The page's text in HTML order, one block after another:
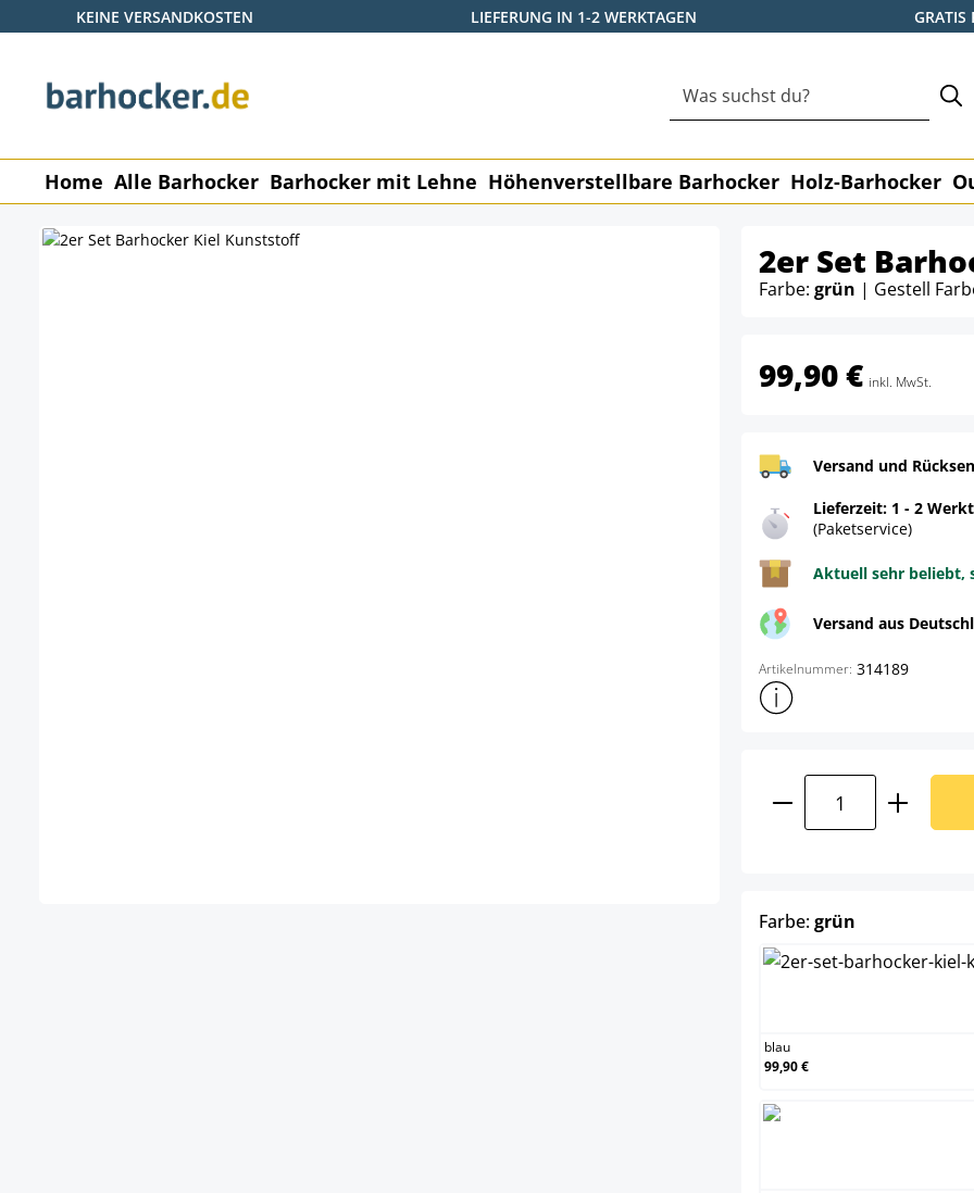
Hauptinhalt springen
Zur Suche springen
Zur Hauptnavigation springen
KEINE VERSANDKOSTEN LIEFERUNG IN 1-2 WERKTAGEN GRATIS
Home Alle Barhocker Barhocker mit Lehne Höhenverstellbare Barhocker Holz-Barhocker
2er Set
Farbe: grün | Gestell
99,90 € inkl. MwSt.
Versand und
Lieferzeit: 1 - 2
(Paketservice)
Aktuell sehr beliebt,
Versand aus
Artikelnummer: 314189
Weitere
Produkt Anzahl:
Farbe:grün
blau
99,90 €